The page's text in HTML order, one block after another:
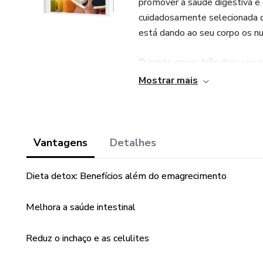
cuidadosamente
está dando ao seu corpo os
Durante esses três dias, seu
enquanto a eliminação de
Ao final do programa, você
Mostrar mais
Vantagens Detalhes
Dieta detox: Benefícios além do emagrecimento
Melhora a saúde intestinal
Reduz o inchaço e as celulites